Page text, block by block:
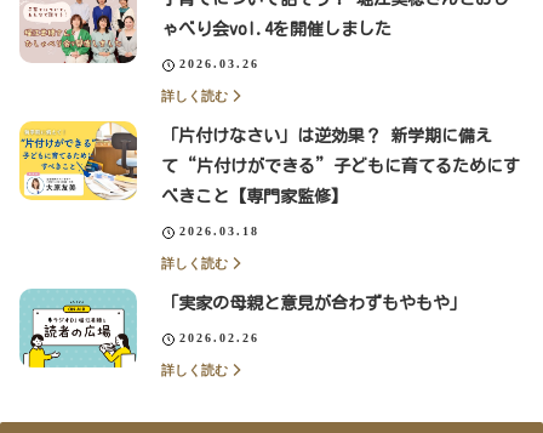
ゃべり会vol.4を開催しました
2026.03.26
詳しく読む
「片付けなさい」は逆効果？ 新学期に備え
て“片付けができる”子どもに育てるためにす
べきこと【専門家監修】
2026.03.18
詳しく読む
「実家の母親と意見が合わずもやもや」
2026.02.26
詳しく読む